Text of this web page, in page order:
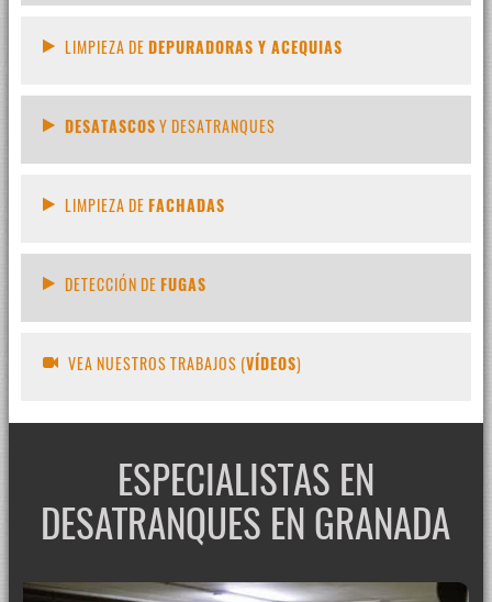
LIMPIEZA DEDEPURADORAS Y ACEQUIAS
DESATASCOSY DESATRANQUES
LIMPIEZA DEFACHADAS
DETECCIÓN DEFUGAS
VEA NUESTROS TRABAJOS (VÍDEOS)
ESPECIALISTAS EN
DESATRANQUES EN GRANADA